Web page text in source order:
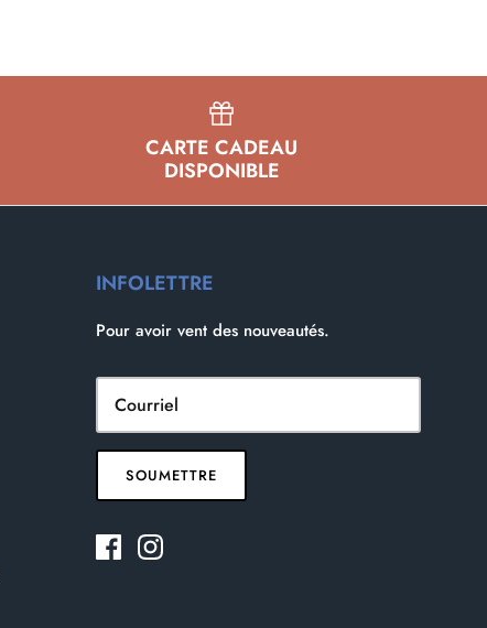
CARTE CADEAU
DISPONIBLE
INFOLETTRE
Pour avoir vent des nouveautés.
SOUMETTRE